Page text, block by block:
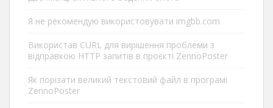
Я не рекомендую використовувати imgbb.com
Використав CURL для вирішення проблеми з
відправкою HTTP запитів в проєкті ZennoPoster
Як порізати великий текстовий файл в програмі
ZennoPoster